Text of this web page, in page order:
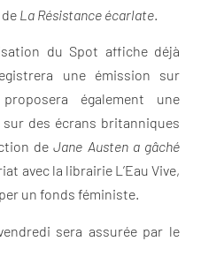
La Résistance écarlate
du Spot affiche déjà
une émission sur
également une
des écrans britanniques
deJane Austen a gâché
avec la librairie L’Eau Vive,
un fonds féministe.
sera assurée par le